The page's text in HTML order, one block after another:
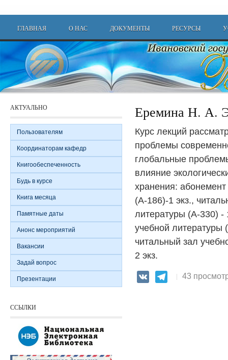
Main menu
ГЛАВНАЯ О НАС ДОКУМЕНТЫ РЕСУРСЫ
Еремина Н. А.
Курс лекций
проблемы
глобальные
влияние
хранения:
(А-186)-1 экз.,
литературы (А-330) -
учебной литературы
читальный зал
2 экз.
VK Telegram
43
АКТУАЛЬНО
Пользователям
Координаторам кафедр
Книгообеспеченность
Будь в курсе
Книга месяца
Памятные даты
Анонс мероприятий
Вакансии
Задай вопрос
Презентации
ССЫЛКИ